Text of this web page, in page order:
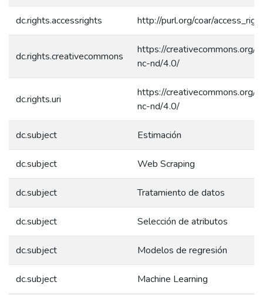
dc.rights.accessrights http://purl.org/coar/
dc.rights.creativecommons
https://creativecommons.org/
nc-nd/4.0/
dc.rights.uri
https://creativecommons.org/
nc-nd/4.0/
dc.subject Estimación
dc.subject Web Scraping
dc.subject Tratamiento de datos
dc.subject Selección de atributos
dc.subject Modelos de regresión
dc.subject Machine Learning